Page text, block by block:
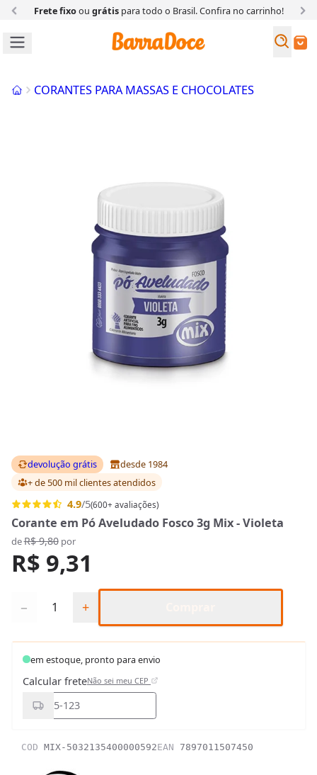
Frete fixoou grátispara todo o Brasil. Confira no carrinho!
Buscar
InícioCORANTES PARA MASSAS E CHOCOLATES
devolução grátis
desde 1984
+ de 500 mil clientesatendidos
4.9/5(600+ avaliações)
Corante em Pó Aveludado Fosco 3g Mix - Violeta
deR$ 9,80por
R$ 9,31
− +
em estoque, pronto para envio
Calcular freteNão sei meu CEP
COD MIX-5032135400000592EAN 7897011507450